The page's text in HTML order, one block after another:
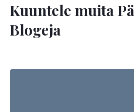
Kuuntele muita
Blogeja